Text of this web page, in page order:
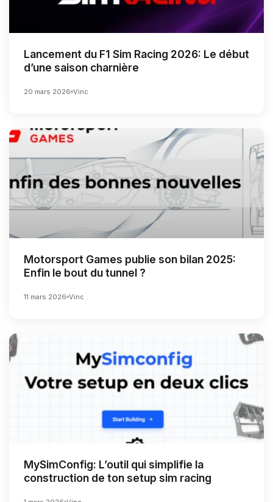
Lancement du F1 Sim Racing 2026: Le début
d’une saison charnière
20 mars 2026 Vinc
Motorsport Games publie son bilan 2025:
Enfin le bout du tunnel ?
11 mars 2026 Vinc
MySimConfig: L’outil qui simplifie la
construction de ton setup sim racing